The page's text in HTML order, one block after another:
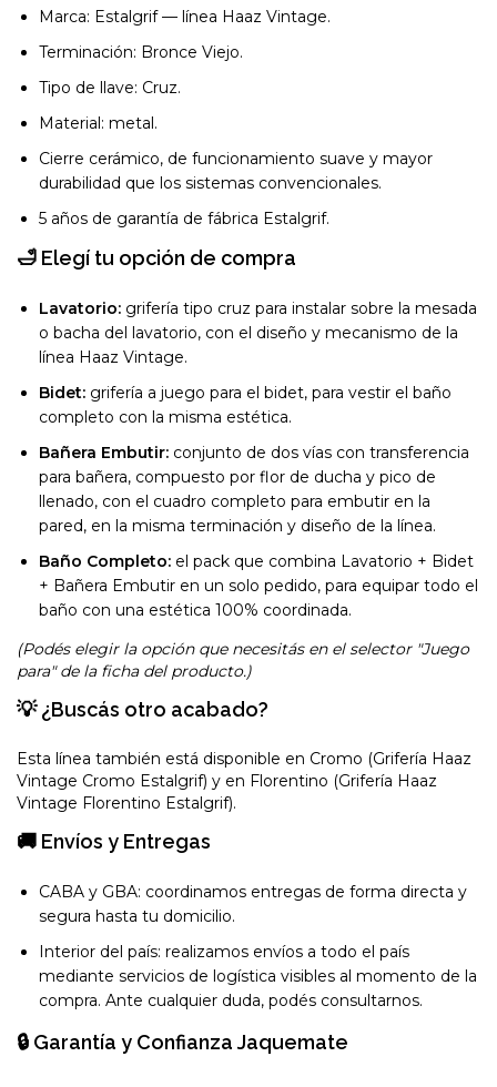
Marca: Estalgrif — línea Haaz Vintage.
Terminación: Bronce Viejo.
Tipo de llave: Cruz.
Material: metal.
Cierre cerámico, de funcionamiento suave y mayor
durabilidad que los sistemas convencionales.
5 años de garantía de fábrica Estalgrif.
🛁 Elegí tu opción de compra
Lavatorio: grifería tipo cruz para instalar sobre la mesada
o bacha del lavatorio, con el diseño y mecanismo de la
línea Haaz Vintage.
Bidet: grifería a juego para el bidet, para vestir el baño
completo con la misma estética.
Bañera Embutir: conjunto de dos vías con transferencia
para bañera, compuesto por flor de ducha y pico de
llenado, con el cuadro completo para embutir en la
pared, en la misma terminación y diseño de la línea.
Baño Completo: el pack que combina Lavatorio + Bidet
+ Bañera Embutir en un solo pedido, para equipar todo el
baño con una estética 100% coordinada.
(Podés elegir la opción que necesitás en el selector "Juego
para" de la ficha del producto.)
💡 ¿Buscás otro acabado?
Esta línea también está disponible en Cromo (Grifería Haaz
Vintage Cromo Estalgrif) y en Florentino (Grifería Haaz
Vintage Florentino Estalgrif).
🚚 Envíos y Entregas
CABA y GBA: coordinamos entregas de forma directa y
segura hasta tu domicilio.
Interior del país: realizamos envíos a todo el país
mediante servicios de logística visibles al momento de la
compra. Ante cualquier duda, podés consultarnos.
🔒 Garantía y Confianza Jaquemate